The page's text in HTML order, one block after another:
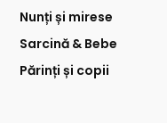
Nunți și mirese
Sarcină & Bebe
Părinți și copii